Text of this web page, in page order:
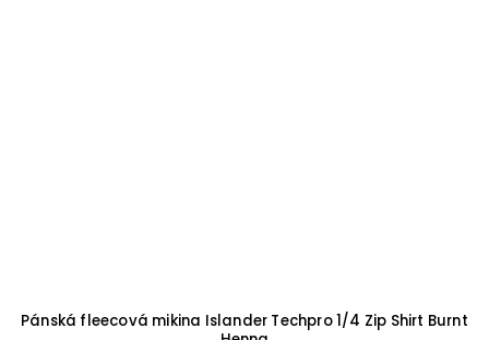
Pánská fleecová mikina Islander Techpro 1/4 Zip Shirt Burnt